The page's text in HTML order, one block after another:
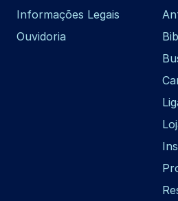
Informações Legais
Ouvidoria